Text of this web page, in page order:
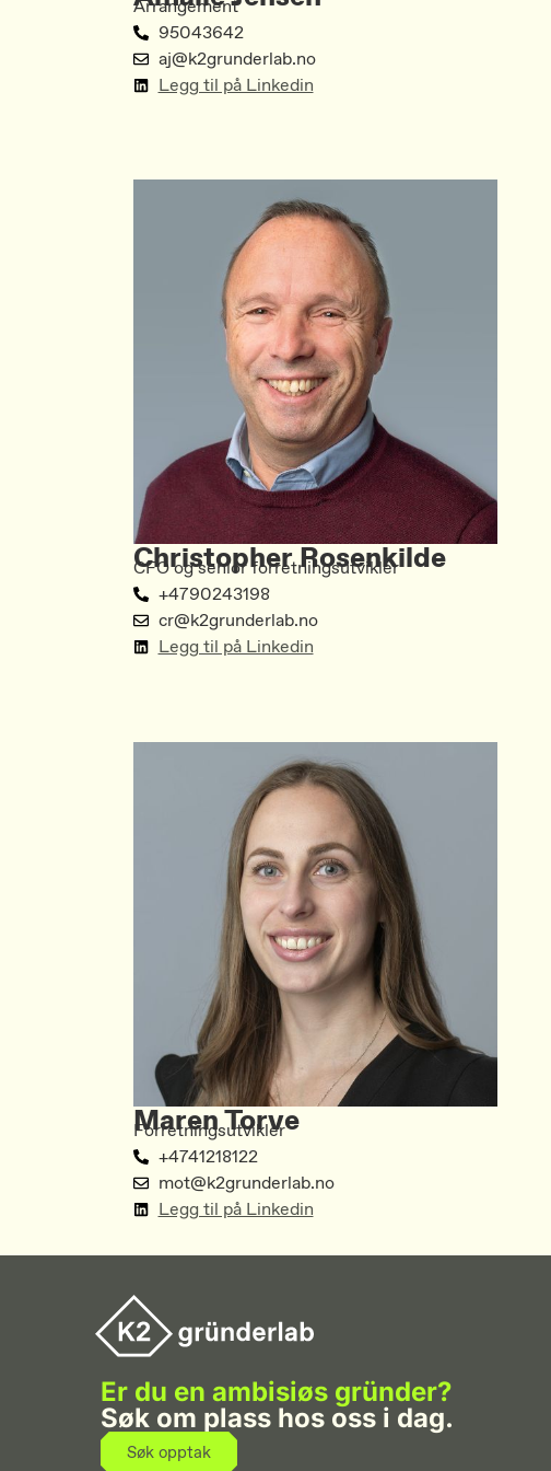
Arrangement
95043642
aj@k2grunderlab.no
Legg til på Linkedin
Christopher Rosenkilde
CFO og senior forretningsutvikler
+4790243198
cr@k2grunderlab.no
Legg til på Linkedin
Maren Torve
Forretningsutvikler
+4741218122
mot@k2grunderlab.no
Legg til på Linkedin
Er du en ambisiøs gründer?
Søk om plass hos oss i dag.
Søk opptak